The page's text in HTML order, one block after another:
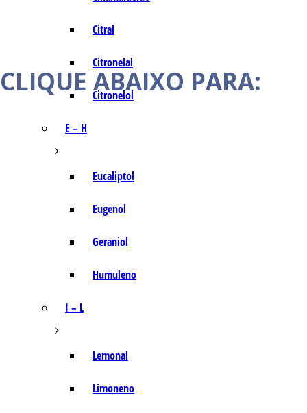
Citral
Citronelal
Citronelol
E – H
Eucaliptol
Eugenol
Geraniol
Humuleno
I – L
Lemonal
Limoneno
CLIQUE ABAIXO PARA: